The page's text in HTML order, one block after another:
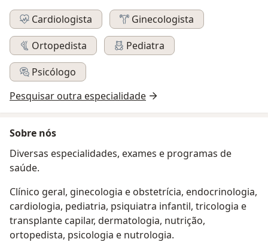
Cardiologista
Ginecologista
Ortopedista
Pediatra
Psicólogo
Pesquisar outra especialidade
Sobre nós
Diversas especialidades, exames e programas de
saúde.
Clínico geral, ginecologia e obstetrícia, endocrinologia,
cardiologia, pediatria, psiquiatra infantil, tricologia e
transplante capilar, dermatologia, nutrição,
ortopedista, psicologia e nutrologia.